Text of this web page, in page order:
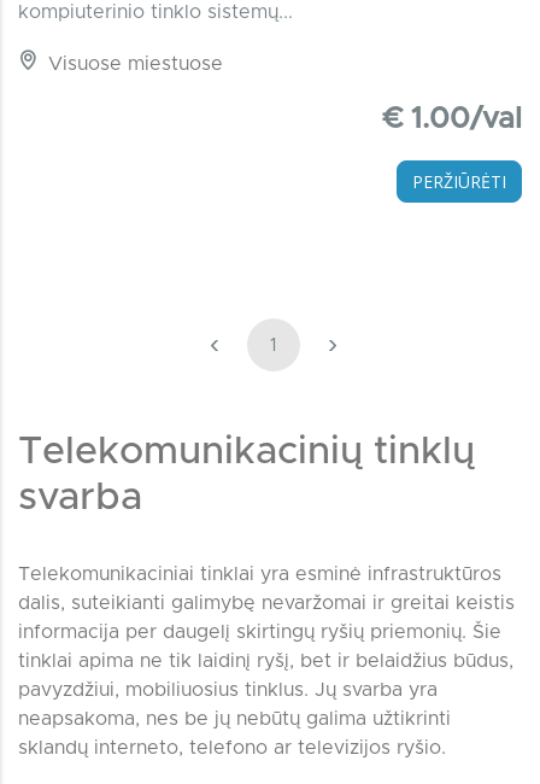
kompiuterinio tinklo sistemų...
Visuose miestuose
€ 1.00/val
PERŽIŪRĖTI
‹ 1 ›
Telekomunikacinių tinklų
svarba
Telekomunikaciniai tinklai yra esminė infrastruktūros
dalis, suteikianti galimybę nevaržomai ir greitai keistis
informacija per daugelį skirtingų ryšių priemonių. Šie
tinklai apima ne tik laidinį ryšį, bet ir belaidžius būdus,
pavyzdžiui, mobiliuosius tinklus. Jų svarba yra
neapsakoma, nes be jų nebūtų galima užtikrinti
sklandų interneto, telefono ar televizijos ryšio.